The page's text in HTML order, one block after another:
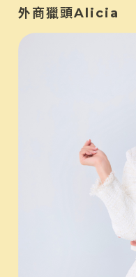
外商獵頭Alicia